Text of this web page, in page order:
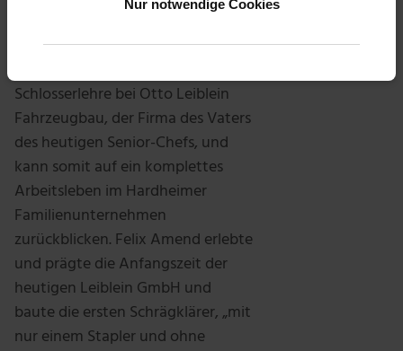
Nur notwendige Cookies
Betriebszugehörigkeit. Bereits 1973
Schlosserlehre bei Otto Leiblein
Fahrzeugbau, der Firma des Vaters
des heutigen Senior-Chefs, und
kann somit auf ein komplettes
Arbeitsleben im Hardheimer
Familienunternehmen
zurückblicken. Felix Amend erlebte
und prägte die Anfangszeit der
heutigen Leiblein GmbH und
baute die ersten Schrägklärer, „mit
nur einem Stapler und ohne